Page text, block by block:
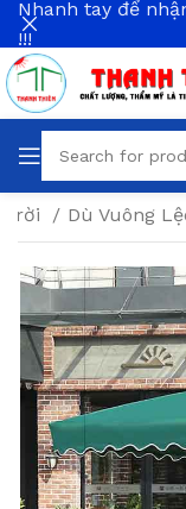
trời Dù Vuông
Nhanh tay để
!!!